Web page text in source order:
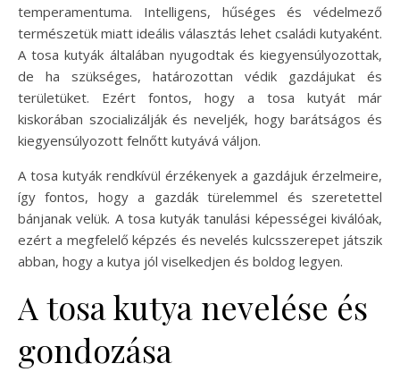
temperamentuma. Intelligens, hűséges és védelmező
természetük miatt ideális választás lehet családi kutyaként.
A tosa kutyák általában nyugodtak és kiegyensúlyozottak,
de ha szükséges, határozottan védik gazdájukat és
területüket. Ezért fontos, hogy a tosa kutyát már
kiskorában szocializálják és neveljék, hogy barátságos és
kiegyensúlyozott felnőtt kutyává váljon.
A tosa kutyák rendkívül érzékenyek a gazdájuk érzelmeire,
így fontos, hogy a gazdák türelemmel és szeretettel
bánjanak velük. A tosa kutyák tanulási képességei kiválóak,
ezért a megfelelő képzés és nevelés kulcsszerepet játszik
abban, hogy a kutya jól viselkedjen és boldog legyen.
A tosa kutya nevelése és
gondozása